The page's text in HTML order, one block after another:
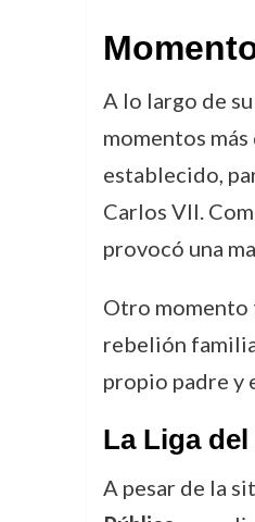
A lo largo de
momentos
establecido,
Carlos VII.
provocó una
Otro momento
rebelión
propio padre y
La Liga
A pesar de la